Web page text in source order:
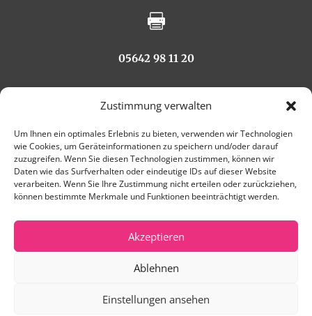
Zustimmung verwalten
Um Ihnen ein optimales Erlebnis zu bieten, verwenden wir Technologien
wie Cookies, um Geräteinformationen zu speichern und/oder darauf
zuzugreifen. Wenn Sie diesen Technologien zustimmen, können wir
Daten wie das Surfverhalten oder eindeutige IDs auf dieser Website
verarbeiten. Wenn Sie Ihre Zustimmung nicht erteilen oder zurückziehen,
können bestimmte Merkmale und Funktionen beeinträchtigt werden.
Akzeptieren
Ablehnen
Einstellungen ansehen

05642 98 11 20
info@doktor-hoffmann-kollegen.de
ANFAHRT: